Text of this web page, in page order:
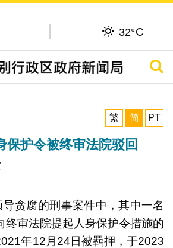
32°C
搜寻
繁
简 PT
保护令被终审法院驳回
贪腐的刑事案件中，其中一名
终审法院提起人身保护令措施的
年12月24日被羁押，于2023